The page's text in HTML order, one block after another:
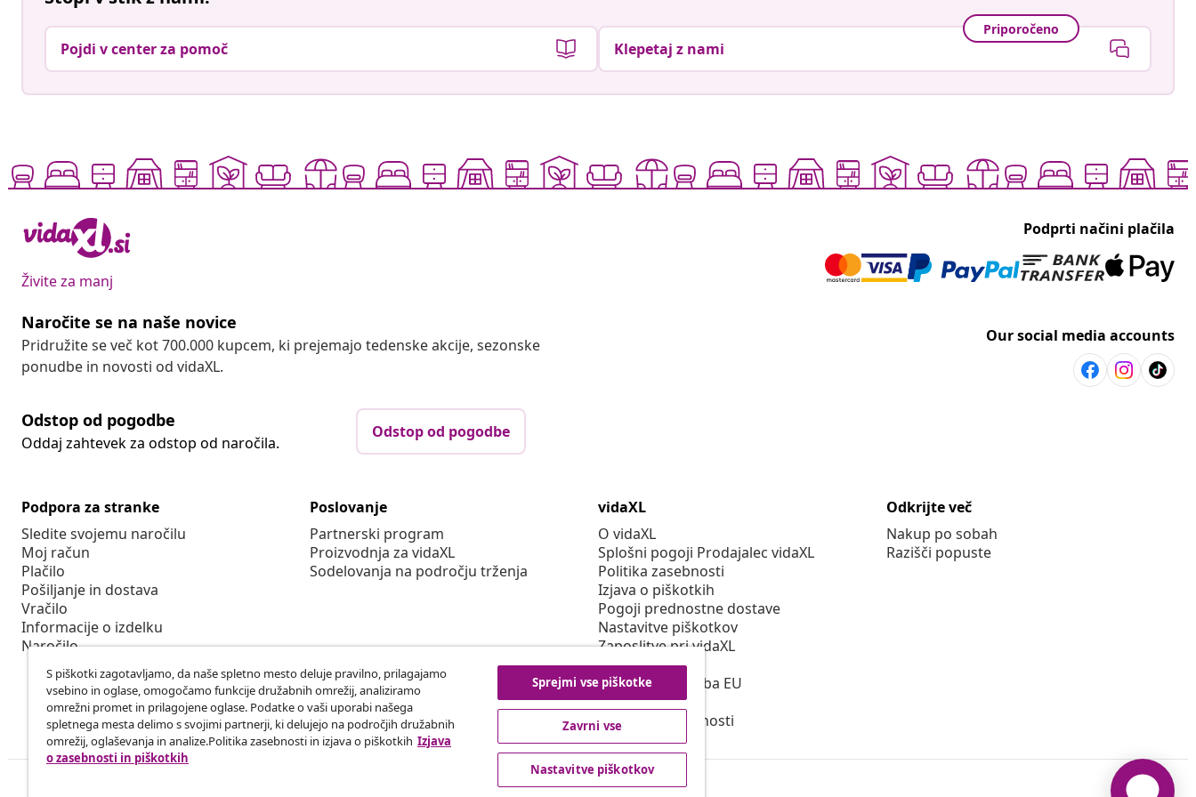
Pojdi v center za pomoč
Priporočeno
Klepetaj z nami
Živite za manj
Podprti načini plačila
Naročite se na naše novice
Pridružite se več kot 700.000 kupcem, ki prejemajo tedenske akcije, sezonske
ponudbe in novosti od vidaXL.
Our social media accounts
Odstop od pogodbe
Oddaj zahtevek za odstop od naročila.
Odstop od pogodbe
Podpora za stranke
Sledite svojemu naročilu
Moj račun
Plačilo
Pošiljanje in dostava
Vračilo
Informacije o izdelku
Naročilo
Poslovanje
Partnerski program
Proizvodnja za vidaXL
Sodelovanja na področju trženja
vidaXL
O vidaXL
Splošni pogoji Prodajalec vidaXL
Politika zasebnosti
Izjava o piškotkih
Pogoji prednostne dostave
Nastavitve piškotkov
Zaposlitve pri vidaXL
Securitate
Odgovorna oseba EU
Politiko EPR
Izjava o dostopnosti
Odkrijte več
Nakup po sobah
Razišči popuste
S piškotki zagotavljamo, da naše spletno mesto deluje pravilno, prilagajamo
vsebino in oglase, omogočamo funkcije družabnih omrežij, analiziramo
omrežni promet in prilagojene oglase. Podatke o vaši uporabi našega
spletnega mesta delimo s svojimi partnerji, ki delujejo na področjih družabnih
omrežij, oglaševanja in analize.Politika zasebnosti in izjava o piškotkih Izjava
o zasebnosti in piškotkih
Sprejmi vse piškotke
Zavrni vse
Nastavitve piškotkov